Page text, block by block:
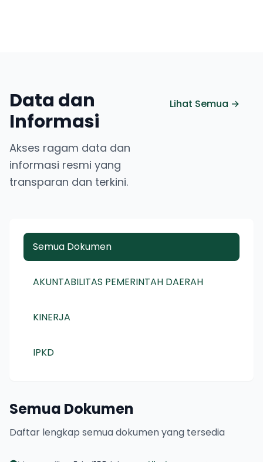
Data dan
Informasi
Akses ragam data dan
informasi resmi yang
transparan dan terkini.
Lihat Semua →
Semua Dokumen
AKUNTABILITAS PEMERINTAH DAERAH
KINERJA
IPKD
Semua Dokumen
Daftar lengkap semua dokumen yang tersedia